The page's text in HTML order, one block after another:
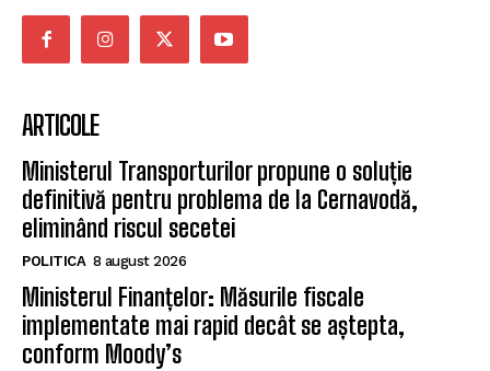
ARTICOLE
Ministerul Transporturilor propune o soluție
definitivă pentru problema de la Cernavodă,
eliminând riscul secetei
POLITICA 8 august 2026
Ministerul Finanțelor: Măsurile fiscale
implementate mai rapid decât se aștepta,
conform Moody’s